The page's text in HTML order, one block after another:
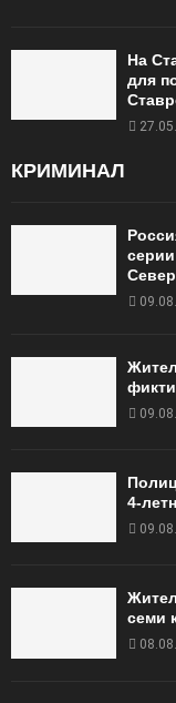
На
для
КРИМИНАЛ
4-
семи